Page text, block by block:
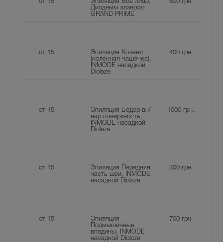
от 15
Эпиляция Все лицо,
Диодным лазером
GRAND PRIME
800грн.
от 15
Эпиляция Колени
(коленная чашечка),
INMODE насадкой
Diolaze
400грн.
от 15
Эпиляция Бёдер вн/
нар.поверхность,
INMODE насадкой
Diolaze
1000 грн.
от 15
Эпиляция Передняя
часть шеи, INMODE
насадкой Diolaze
300грн.
от 15
Эпиляция
Подмышечные
впадины, INMODE
насадкой Diolaze
700грн.